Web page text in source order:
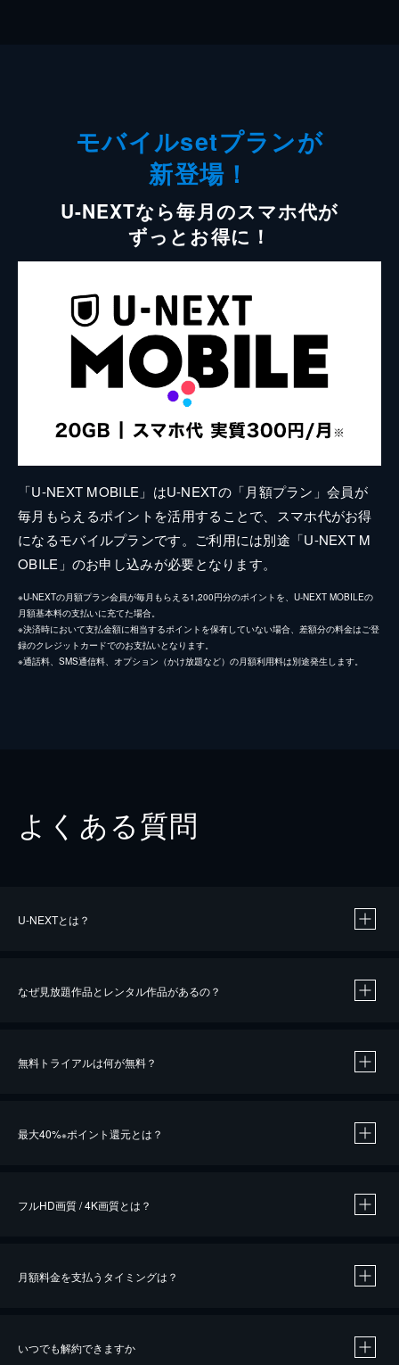
モバイルsetプランが
新登場！
U-NEXTなら毎月のスマホ代が
ずっとお得に！
「U-NEXT MOBILE」はU-NEXTの「月額プラン」会員が
毎月もらえるポイントを活用することで、スマホ代がお得
になるモバイルプランです。ご利用には別途「U-NEXT M
OBILE」のお申し込みが必要となります。
※U-NEXTの月額プラン会員が毎月もらえる1,200円分のポイントを、U-NEXT MOBILEの
月額基本料の支払いに充てた場合。
※決済時において支払金額に相当するポイントを保有していない場合、差額分の料金はご登
録のクレジットカードでのお支払いとなります。
※通話料、SMS通信料、オプション（かけ放題など）の月額利用料は別途発生します。
よくある質問
U-NEXTとは？
なぜ見放題作品とレンタル作品があるの？
無料トライアルは何が無料？
最大40%※ポイント還元とは？
※40％ポイント還元の対象は、クレジットカード決済による作品の購入 / レンタルです。
フルHD画質 / 4K画質とは？
月額料金を支払うタイミングは？
いつでも解約できますか